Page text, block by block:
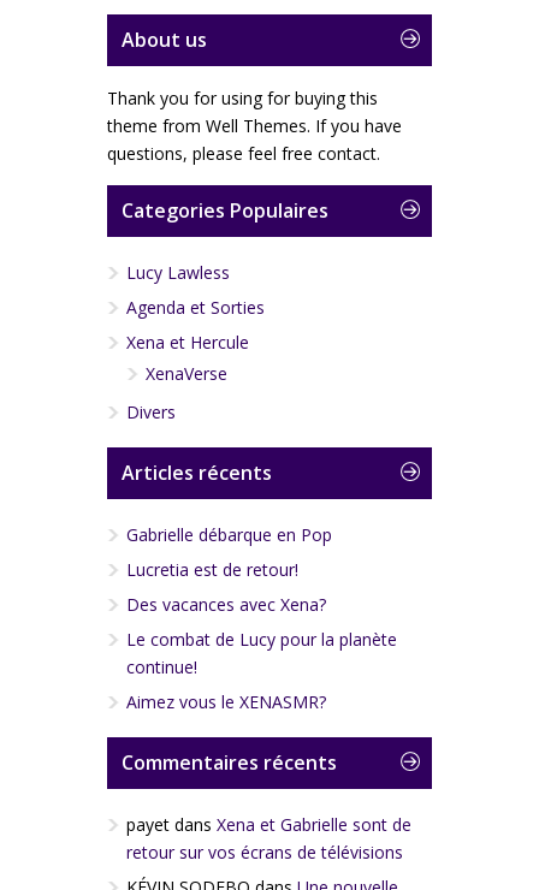
About us
Thank you for using for buying this
theme from Well Themes. If you have
questions, please feel free contact.
Categories Populaires
Lucy Lawless
Agenda et Sorties
Xena et Hercule
XenaVerse
Divers
Articles récents
Gabrielle débarque en Pop
Lucretia est de retour!
Des vacances avec Xena?
Le combat de Lucy pour la planète
continue!
Aimez vous le XENASMR?
Commentaires récents
payet dans Xena et Gabrielle sont de
retour sur vos écrans de télévisions